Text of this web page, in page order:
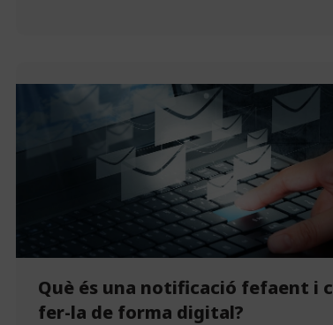
Què és una notificació fefaent i
fer-la de forma digital?